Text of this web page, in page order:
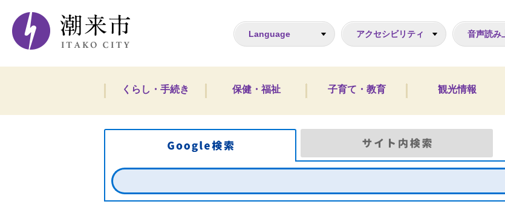
潮来市ホームページ
Language アクセシビリティ 音声読み
くらし・手続き 保健・福祉 子育て・教育 観光情報
Google検索